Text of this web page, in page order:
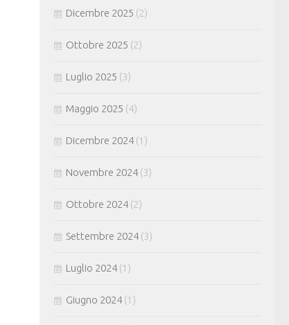
Dicembre 2025 (2)
Ottobre 2025 (2)
Luglio 2025 (3)
Maggio 2025 (4)
Dicembre 2024 (1)
Novembre 2024 (3)
Ottobre 2024 (2)
Settembre 2024 (3)
Luglio 2024 (1)
Giugno 2024 (1)